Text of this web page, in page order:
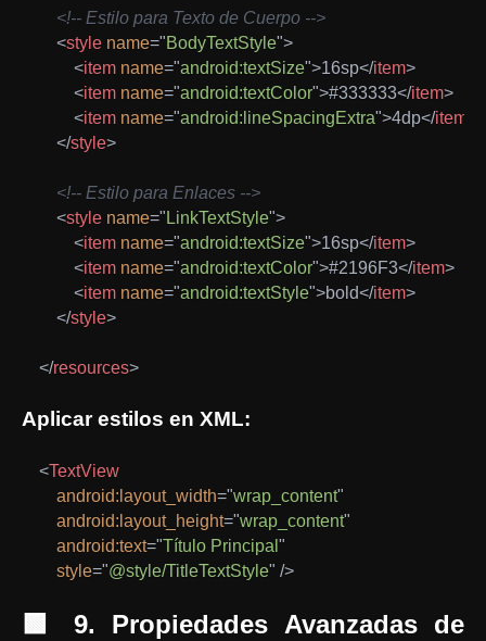
<!-- Estilo para Texto de Cuerpo -->
<style name="BodyTextStyle">
<item name="android:textSize">16sp</item>
<item name="android:textColor">#333333</item>
<item name="android:lineSpacingExtra">4dp</item
</style>
<!-- Estilo para Enlaces -->
<style name=" LinkTextStyle">
<item name="android:textSize">16sp</item>
<item name="android:textColor">#2196F3</item>
<item name="android:textStyle">bold</item>
</style>
</resources>
Aplicar estilos en XML:
<TextView
android: layout_width="wrap_content"
android: layout_height="wrap_content"
android:text="Título Principal "
style="@style/TitleTextStyle" />
🟩 9. Propiedades Avanzadas de